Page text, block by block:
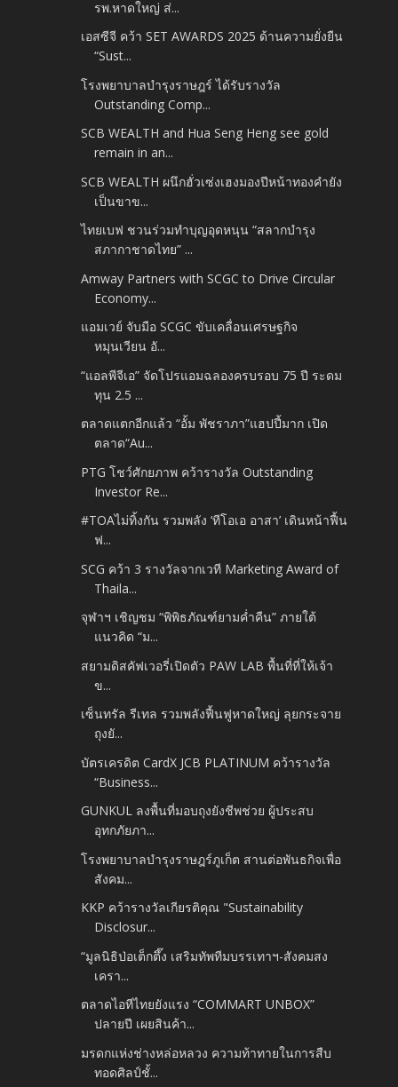
รพ.หาดใหญ่ ส่...
เอสซีจี คว้า SET AWARDS 2025 ด้านความยั่งยืน
“Sust...
โรงพยาบาลบำรุงราษฎร์ ได้รับรางวัล
Outstanding Comp...
SCB WEALTH and Hua Seng Heng see gold
remain in an...
SCB WEALTH ผนึกฮั่วเซ่งเฮงมองปีหน้าทองคำยัง
เป็นขาข...
ไทยเบฟ ชวนร่วมทำบุญอุดหนุน “สลากบำรุง
สภากาชาดไทย” ...
Amway Partners with SCGC to Drive Circular
Economy...
แอมเวย์ จับมือ SCGC ขับเคลื่อนเศรษฐกิจ
หมุนเวียน อั...
“แอลพีจีเอ” จัดโปรแอมฉลองครบรอบ 75 ปี ระดม
ทุน 2.5 ...
ตลาดแตกอีกแล้ว “อั้ม พัชราภา”แฮปปี้มาก เปิด
ตลาด“Au...
PTG โชว์ศักยภาพ คว้ารางวัล Outstanding
Investor Re...
#TOAไม่ทิ้งกัน รวมพลัง ‘ทีโอเอ อาสา’ เดินหน้าฟื้น
ฟ...
SCG คว้า 3 รางวัลจากเวที Marketing Award of
Thaila...
จุฬาฯ เชิญชม “พิพิธภัณฑ์ยามค่ำคืน” ภายใต้
แนวคิด “ม...
สยามดิสคัฟเวอรี่เปิดตัว PAW LAB พื้นที่ที่ให้เจ้า
ข...
เซ็นทรัล รีเทล รวมพลังฟื้นฟูหาดใหญ่ ลุยกระจาย
ถุงยั...
บัตรเครดิต CardX JCB PLATINUM คว้ารางวัล
“Business...
GUNKUL ลงพื้นที่มอบถุงยังชีพช่วย ผู้ประสบ
อุทกภัยภา...
โรงพยาบาลบำรุงราษฎร์ภูเก็ต สานต่อพันธกิจเพื่อ
สังคม...
KKP คว้ารางวัลเกียรติคุณ "Sustainability
Disclosur...
“มูลนิธิป่อเต็กตึ๊ง เสริมทัพทีมบรรเทาฯ-สังคมสง
เครา...
ตลาดไอทีไทยยังแรง “COMMART UNBOX”
ปลายปี เผยสินค้า...
มรดกแห่งช่างหล่อหลวง ความท้าทายในการสืบ
ทอดศิลป์ชั้...